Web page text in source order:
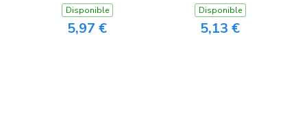
Disponible
5,97 €
Disponible
5,13 €